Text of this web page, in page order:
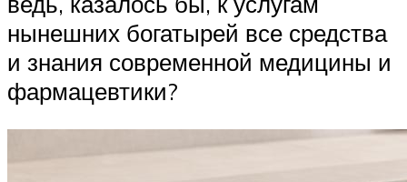
нынешних богатырей все средства
и знания современной медицины и
фармацевтики?